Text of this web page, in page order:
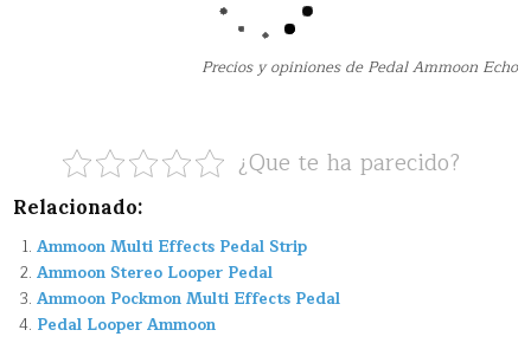
Precios y opiniones de Pedal Ammoon Echo
¿Que te ha parecido?
Relacionado:
Ammoon Multi Effects Pedal Strip
Ammoon Stereo Looper Pedal
Ammoon Pockmon Multi Effects Pedal
Pedal Looper Ammoon